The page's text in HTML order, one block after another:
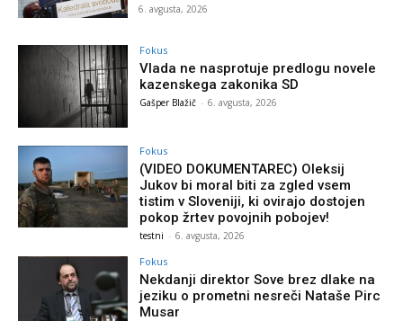
6. avgusta, 2026
Fokus
Vlada ne nasprotuje predlogu novele
kazenskega zakonika SD
Gašper Blažič - 6. avgusta, 2026
Fokus
(VIDEO DOKUMENTAREC) Oleksij
Jukov bi moral biti za zgled vsem
tistim v Sloveniji, ki ovirajo dostojen
pokop žrtev povojnih pobojev!
testni - 6. avgusta, 2026
Fokus
Nekdanji direktor Sove brez dlake na
jeziku o prometni nesreči Nataše Pirc
Musar